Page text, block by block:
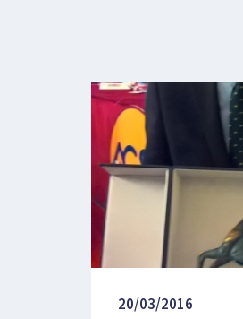
20/03/2016